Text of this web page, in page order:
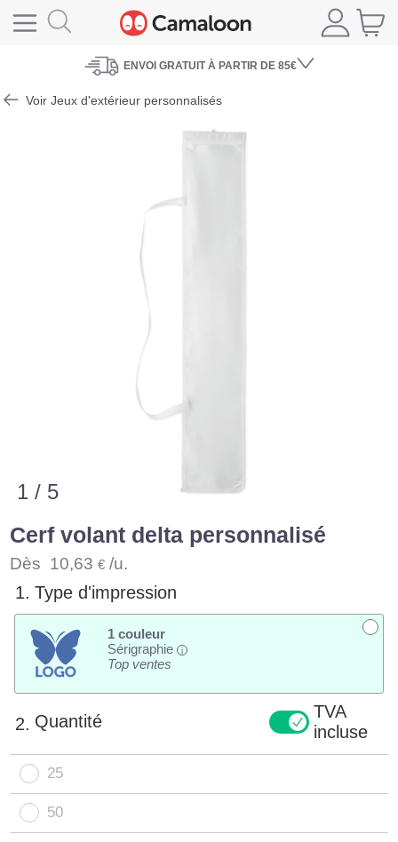
ENVOI GRATUIT À PARTIR DE 85€
Voir Jeux d'extérieur personnalisés
1 / 5
Cerf volant delta personnalisé
Dès 10,63 € /u.
1. Type d'impression
1 couleur
Sérigraphie
i
Top ventes
2. Quantité
TVA
incluse
25
50